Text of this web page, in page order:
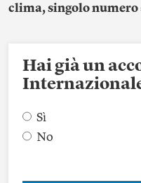
clima, singolo numero
Hai già un
Sì
No